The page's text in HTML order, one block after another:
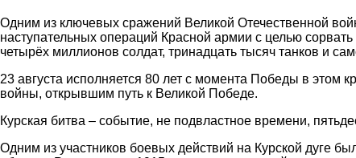
Одним из ключевых сражений Великой Отечественной
наступательных операций Красной армии с целью
четырёх миллионов солдат, тринадцать тысяч танков и
23 августа исполняется 80 лет с момента Победы в
войны, открывшим путь к Великой Победе.
Курская битва – событие, не подвластное времени,
Одним из участников боевых действий на Курской дуге